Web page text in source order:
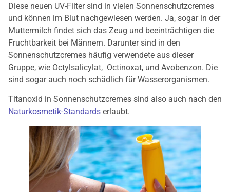
Diese neuen UV-Filter sind in vielen Sonnenschutzcremes
und können im Blut nachgewiesen werden. Ja, sogar in der
Muttermilch findet sich das Zeug und beeinträchtigen die
Fruchtbarkeit bei Männern. Darunter sind in den
Sonnenschutzcremes häufig verwendete aus dieser
Gruppe, wie Octylsalicylat, Octinoxat, und Avobenzon. Die
sind sogar auch noch schädlich für Wasserorganismen.
Titanoxid in Sonnenschutzcremes sind also auch nach den
Naturkosmetik-Standards erlaubt.